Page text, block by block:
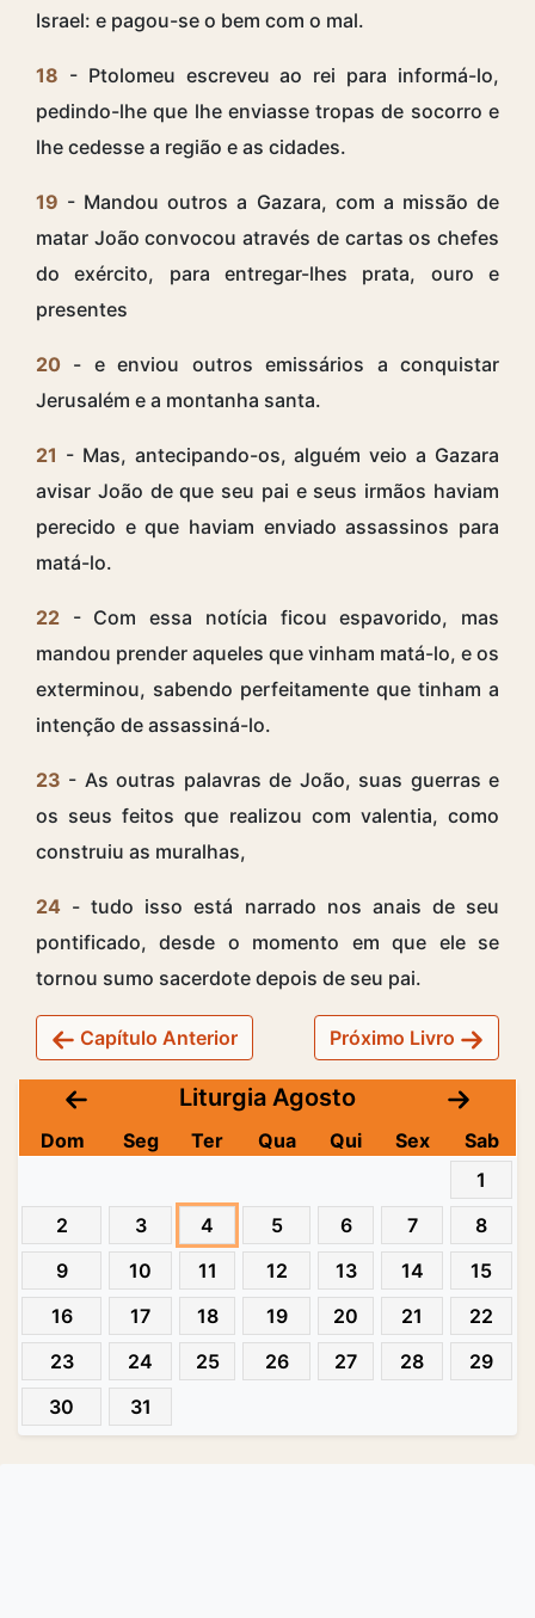
Israel: e pagou-se o bem com o mal.
18 - Ptolomeu escreveu ao rei para informá-lo,
pedindo-lhe que lhe enviasse tropas de socorro e
lhe cedesse a região e as cidades.
19 - Mandou outros a Gazara, com a missão de
matar João convocou através de cartas os chefes
do exército, para entregar-lhes prata, ouro e
presentes
20 - e enviou outros emissários a conquistar
Jerusalém e a montanha santa.
21 - Mas, antecipando-os, alguém veio a Gazara
avisar João de que seu pai e seus irmãos haviam
perecido e que haviam enviado assassinos para
matá-lo.
22 - Com essa notícia ficou espavorido, mas
mandou prender aqueles que vinham matá-lo, e os
exterminou, sabendo perfeitamente que tinham a
intenção de assassiná-lo.
23 - As outras palavras de João, suas guerras e
os seus feitos que realizou com valentia, como
construiu as muralhas,
24 - tudo isso está narrado nos anais de seu
pontificado, desde o momento em que ele se
tornou sumo sacerdote depois de seu pai.
Capítulo Anterior Próximo Livro
Liturgia Agosto
Dom Seg Ter Qua Qui Sex
Sab
1
2
3 4 5 6 7
8
9
10 11 12 13 14
15
16
17 18 19 20 21
22
23
24 25 26 27 28
29
30
31